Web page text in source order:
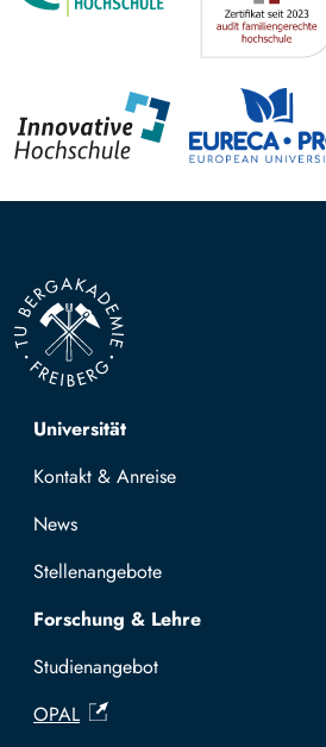
Top navigation
Universität
Kontakt & Anreise
News
Stellenangebote
Forschung & Lehre
Studienangebot
OPAL